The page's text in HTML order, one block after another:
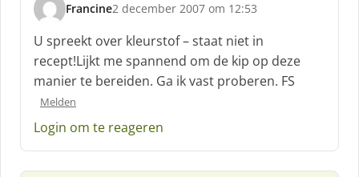
Francine
s
c
h
r
e
:
2 december 2007 om 12:53
U spreekt over kleurstof – staat niet in
recept!Lijkt me spannend om de kip op deze
manier te bereiden. Ga ik vast proberen. FS
Melden
Login om te reageren